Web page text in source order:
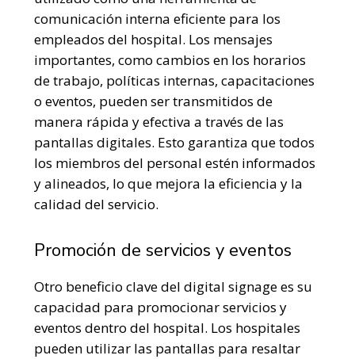
comunicación interna eficiente para los
empleados del hospital. Los mensajes
importantes, como cambios en los horarios
de trabajo, políticas internas, capacitaciones
o eventos, pueden ser transmitidos de
manera rápida y efectiva a través de las
pantallas digitales. Esto garantiza que todos
los miembros del personal estén informados
y alineados, lo que mejora la eficiencia y la
calidad del servicio.
Promoción de servicios y eventos
Otro beneficio clave del digital signage es su
capacidad para promocionar servicios y
eventos dentro del hospital. Los hospitales
pueden utilizar las pantallas para resaltar